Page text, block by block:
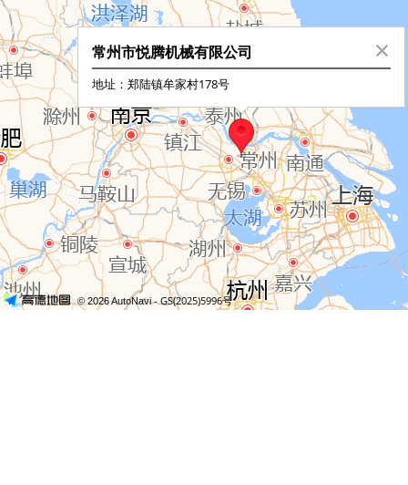
常州市悦腾机械有限公司
地址：郑陆镇牟家村178号
© 2026 AutoNavi- GS(2025)5996号